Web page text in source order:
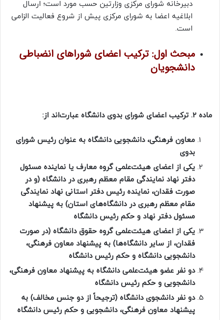
دبیرخانه شورای مرکزی وزارتین حسب مورد است؛ ارسال
ابلاغیه اعضا به شورای مرکزی پیش از شروع فعالیت الزامی
است.
مبحث اول: ترکیب اعضای شوراهای انضباطی
دانشجویان
ماده 2. ترکیب اعضای شورای بدوی دانشگاه عبارت‌اند از:
معاون فرهنگی، دانشجویی دانشگاه به عنوان رئیس شورای
بدوی
یکی از اعضای هیئت‌علمی گروه معارف یا نماینده مسئول
دفتر نهاد نمایندگی مقام معظم رهبری در دانشگاه (و در
صورت فقدان، نماینده رئیس دفتر استانی نهاد نمایندگی
مقام معظم رهبری در دانشگاه‌های استان) به پیشنهاد
مسئول دفتر نهاد و حکم رئیس دانشگاه
یکی از اعضای هیئت‌علمی گروه حقوق دانشگاه (در صورت
فقدان، از سایر دانشگاه‌ها) به پیشنهاد معاون فرهنگی،
دانشجویی دانشگاه و حکم رئیس دانشگاه
دو نفر عضو هیئت‌علمی دانشگاه به پیشنهاد معاون فرهنگی،
دانشجویی و حکم رئیس دانشگاه
دو نفر دانشجوی دانشگاه (ترجیحاً از دو جنس مخالف) به
پیشنهاد معاون فرهنگی، دانشجویی و حکم رئیس دانشگاه